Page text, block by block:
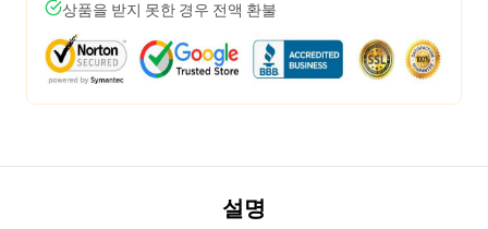
상품을 받지 못한 경우 전액 환불
설명